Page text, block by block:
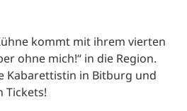
kommt mit ihrem vierten
ohne mich!“ in die Region.
Kabarettistin in Bitburg und
Tickets!